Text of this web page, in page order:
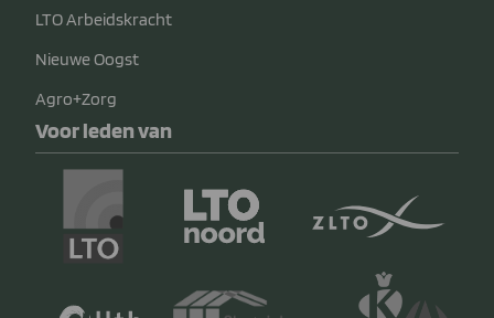
LTO Arbeidskracht
Nieuwe Oogst
Agro+Zorg
Voor leden van